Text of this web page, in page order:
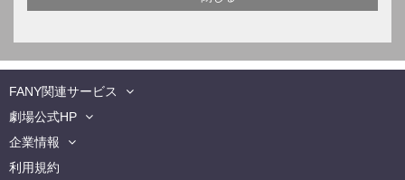
FANY関連サービス
劇場公式HP
企業情報
利用規約